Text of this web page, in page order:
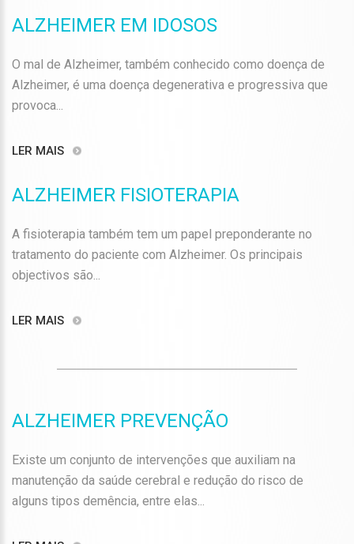
ALZHEIMER EM IDOSOS
O mal de Alzheimer, também conhecido como doença de
Alzheimer, é uma doença degenerativa e progressiva que
provoca...
LER MAIS
ALZHEIMER FISIOTERAPIA
A fisioterapia também tem um papel preponderante no
tratamento do paciente com Alzheimer. Os principais
objectivos são...
LER MAIS
ALZHEIMER PREVENÇÃO
Existe um conjunto de intervenções que auxiliam na
manutenção da saúde cerebral e redução do risco de
alguns tipos demência, entre elas...